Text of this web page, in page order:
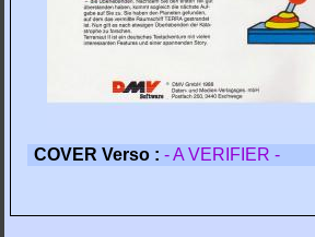
COVER Verso : - A VERIFIER -